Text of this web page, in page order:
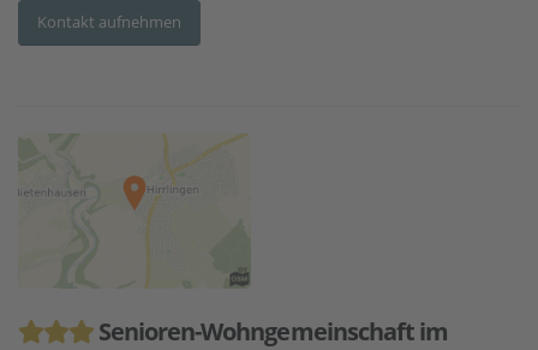
Kontakt aufnehmen
Senioren-Wohngemeinschaft im